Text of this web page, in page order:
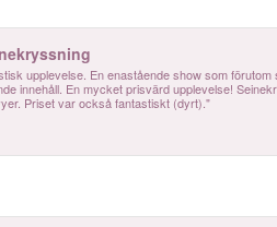
upplevelse. En enastående show som
innehåll. En mycket prisvärd upplevelse!
Priset var också fantastiskt (dyrt)."